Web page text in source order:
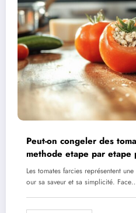
Peut-on congeler des
methode etape par etape
Les tomates farcies représentent
our sa saveur et sa simplicité.